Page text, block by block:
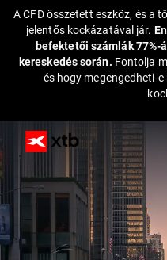
A CFD összetett eszköz, és a
jelentős kockázatával jár.
befektetői számlák 77%-
kereskedés során. Fontolja
és hogy megengedheti-